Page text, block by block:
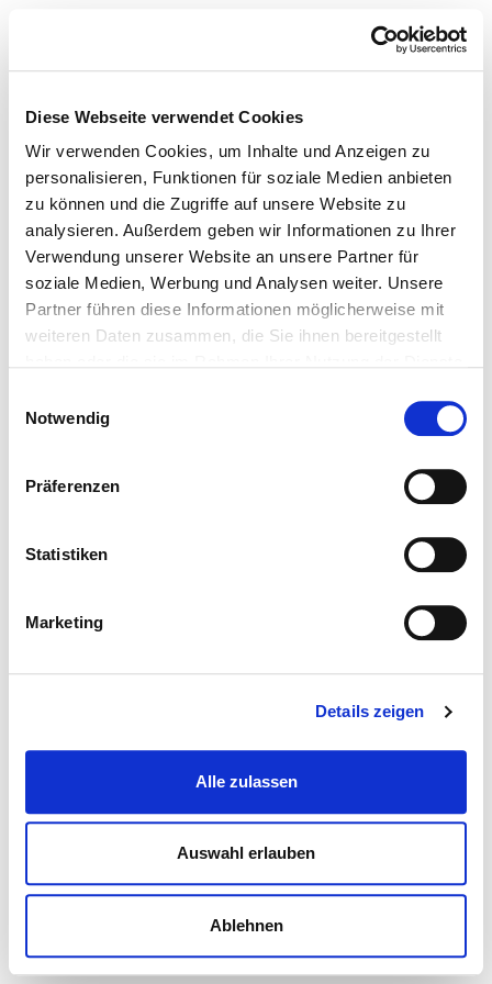
Diese Webseite verwendet Cookies
Wir verwenden Cookies, um Inhalte und Anzeigen zu
personalisieren, Funktionen für soziale Medien anbieten
zu können und die Zugriffe auf unsere Website zu
analysieren. Außerdem geben wir Informationen zu Ihrer
Verwendung unserer Website an unsere Partner für
soziale Medien, Werbung und Analysen weiter. Unsere
Partner führen diese Informationen möglicherweise mit
weiteren Daten zusammen, die Sie ihnen bereitgestellt
Notwendig
Präferenzen
Statistiken
Marketing
Details zeigen
Alle zulassen
Auswahl erlauben
Ablehnen